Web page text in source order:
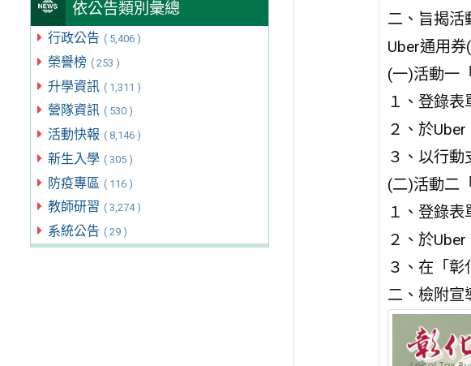
依公告類別彙總
行政公告 ( 5,406 )
榮譽榜 ( 253 )
升學資訊 ( 1,311 )
營隊資訊 ( 530 )
活動快報 ( 8,146 )
新生入學 ( 305 )
防疫專區 ( 116 )
教師研習 ( 3,274 )
系統公告 ( 29 )
二、旨揭活
Uber通用券
(一)活動一
１、登錄
２、於
３、以行
(二)活動二
１、登錄
２、於
３、在「
二、檢附宣